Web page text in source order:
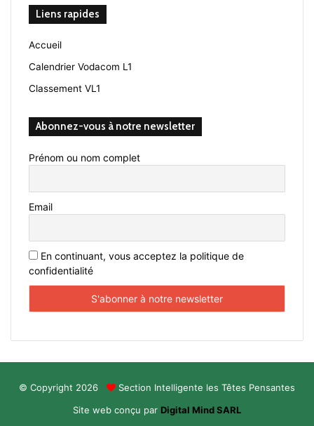
Liens rapides
Accueil
Calendrier Vodacom L1
Classement VL1
Abonnez-vous à notre newsletter
Prénom ou nom complet
Email
En continuant, vous acceptez la politique de
confidentialité
© Copyright 2026
Section Intelligente les Têtes Pensantes
Site web conçu par Digital Mind SARL